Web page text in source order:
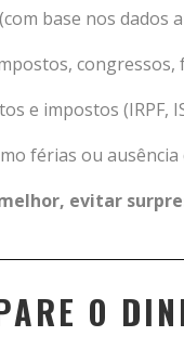
base nos dados
congressos,
e impostos (IRPF,
férias ou
evitar
O